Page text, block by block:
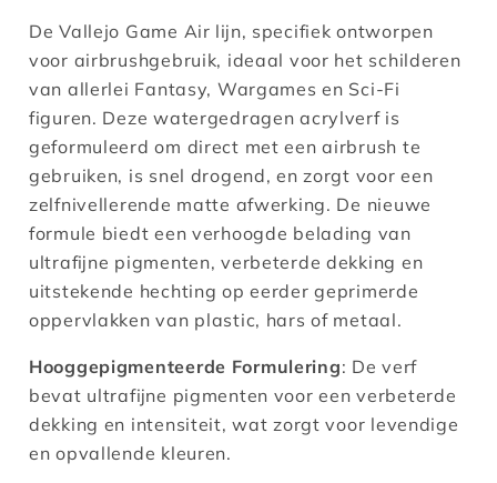
De Vallejo Game Air lijn, specifiek ontworpen
voor airbrushgebruik, ideaal voor het schilderen
van allerlei Fantasy, Wargames en Sci-Fi
figuren. Deze watergedragen acrylverf is
geformuleerd om direct met een airbrush te
gebruiken, is snel drogend, en zorgt voor een
zelfnivellerende matte afwerking. De nieuwe
formule biedt een verhoogde belading van
ultrafijne pigmenten, verbeterde dekking en
uitstekende hechting op eerder geprimerde
oppervlakken van plastic, hars of metaal.
Hooggepigmenteerde Formulering: De verf
bevat ultrafijne pigmenten voor een verbeterde
dekking en intensiteit, wat zorgt voor levendige
en opvallende kleuren.